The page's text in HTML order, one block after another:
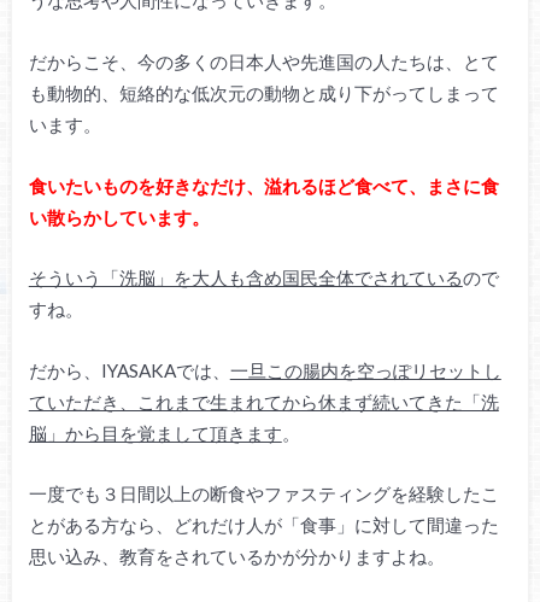
だからこそ、今の多くの日本人や先進国の人たちは、とて
も動物的、短絡的な低次元の動物と成り下がってしまって
います。
食いたいものを好きなだけ、溢れるほど食べて、まさに食
い散らかしています。
そういう「洗脳」を大人も含め国民全体でされているので
すね。
だから、IYASAKAでは、 一旦この腸内を空っぽリセットし
ていただき、これまで生まれてから休まず続いてきた「洗
脳」から目を覚まして頂きます。
一度でも３日間以上の断食やファスティングを経験したこ
とがある方なら、どれだけ人が「食事」に対して間違った
思い込み、教育をされているかが分かりますよね。